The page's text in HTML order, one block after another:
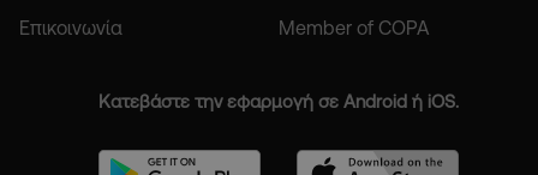
Επικοινωνία Member of COPA
Κατεβάστε την εφαρμογή σε Android ή iOS.